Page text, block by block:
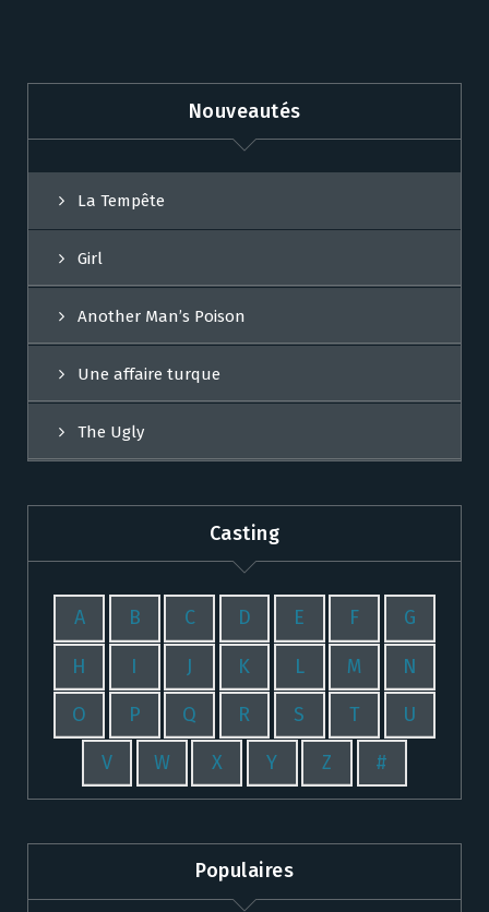
Nouveautés
La Tempête
Girl
Another Man’s Poison
Une affaire turque
The Ugly
Casting
A B C D E F G
H I J K L M N
O P Q R S T U
V W X Y Z #
Populaires